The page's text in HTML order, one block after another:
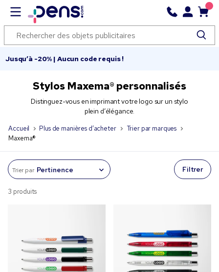
Jusqu’à -20% | Aucun code requis !
Stylos Maxema® personnalisés
Distinguez-vous en imprimant votre logo sur un stylo
plein d’élégance.
Accueil Plus de manières d’acheter
Trier par marques
Maxema®
Trier par Filtrer
3 produits